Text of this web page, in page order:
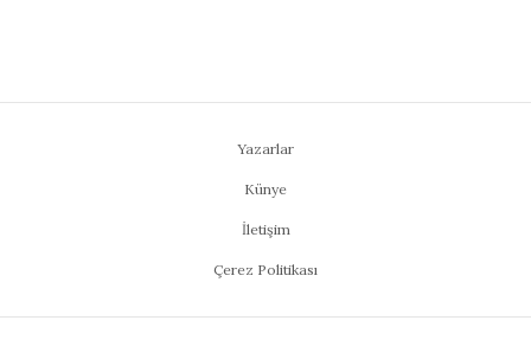
Yazarlar
Künye
İletişim
Çerez Politikası